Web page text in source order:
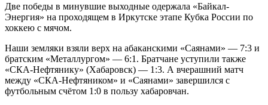
Две победы в минувшие выходные одержала «Байкал-
Энергия» на проходящем в Иркутске этапе Кубка России по
хоккею с мячом.
Наши земляки взяли верх на абаканскими «Саянами» — 7:3 и
братским «Металлургом» — 6:1. Братчане уступили также
«СКА-Нефтянику» (Хабаровск) — 1:3. А вчерашний матч
между «СКА-Нефтяником» и «Саянами» завершился с
футбольным счётом 1:0 в пользу хабаровчан.